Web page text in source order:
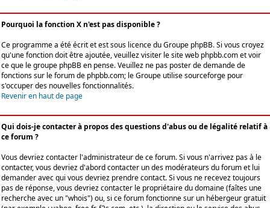
Pourquoi la fonction X n'est pas disponible ?
Ce programme a été écrit et est sous licence du Groupe phpBB. Si vous croyez
qu'une fonction doit être ajoutée, veuillez visiter le site web phpbb.com et voir
ce que le groupe phpBB en pense. Veuillez ne pas poster de demande de
fonctions sur le forum de phpbb.com; le Groupe utilise sourceforge pour
s'occuper des nouvelles fonctionnalités.
Revenir en haut de page
Qui dois-je contacter à propos des questions d'abus ou de légalité relatif à
ce forum ?
Vous devriez contacter l'administrateur de ce forum. Si vous n'arrivez pas à le
contacter, vous devriez d'abord contacter un des modérateurs du forum et lui
demander avec qui vous devriez prendre contact. Si vous ne recevez toujours
pas de réponse, vous devriez contacter le propriétaire du domaine (faîtes une
recherche avec un "whois") ou, si ce forum fonctionne sur un hébergeur gratuit